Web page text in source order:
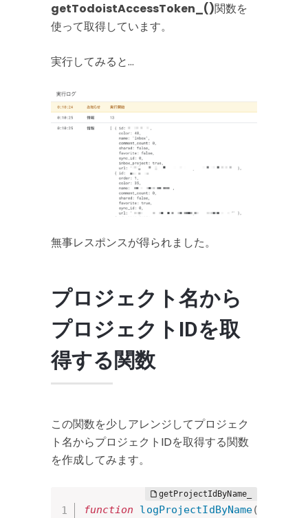
getTodoistAccessToken_()関数を
使って取得しています。
実行してみると…
無事レスポンスが得られました。
プロジェクト名から
プロジェクトIDを取
得する関数
この関数を少しアレンジしてプロジェク
ト名からプロジェクトIDを取得する関数
を作成してみます。
function logProjectIdByName(